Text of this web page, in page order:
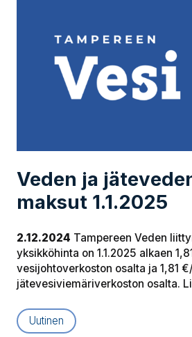
Veden ja
mak­sut 1.1.2025
2.12.2024 Tampereen Veden
yksikköhinta on 1.1.2025 alkaen
vesijohtoverkoston osalta ja 1,81
jätevesiviemäriverkoston osalta.
Uutinen